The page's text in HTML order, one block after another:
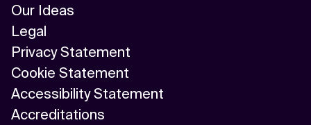
Our Ideas
Legal
Privacy Statement
Cookie Statement
Accessibility Statement
Accreditations